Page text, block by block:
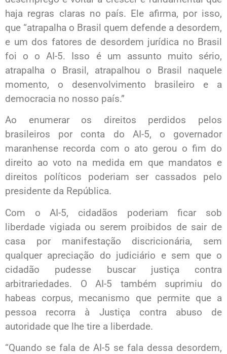
haja regras claras no país. Ele afirma, por isso,
que “atrapalha o Brasil quem defende a desordem,
e um dos fatores de desordem jurídica no Brasil
foi o o AI-5. Isso é um assunto muito sério,
atrapalha o Brasil, atrapalhou o Brasil naquele
momento, o desenvolvimento brasileiro e a
democracia no nosso país.”
Ao enumerar os direitos perdidos pelos
brasileiros por conta do AI-5, o governador
maranhense recorda com o ato gerou o fim do
direito ao voto na medida em que mandatos e
direitos políticos poderiam ser cassados pelo
presidente da República.
Com o AI-5, cidadãos poderiam ficar sob
liberdade vigiada ou serem proibidos de sair de
casa por manifestação discricionária, sem
qualquer apreciação do judiciário e sem que o
cidadão pudesse buscar justiça contra
arbitrariedades. O AI-5 também suprimiu do
habeas corpus, mecanismo que permite que a
pessoa recorra à Justiça contra abuso de
autoridade que lhe tire a liberdade.
“Quando se fala de AI-5 se fala dessa desordem,